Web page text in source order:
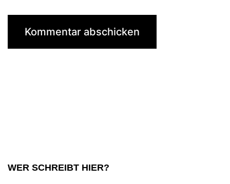
WER SCHREIBT HIER?